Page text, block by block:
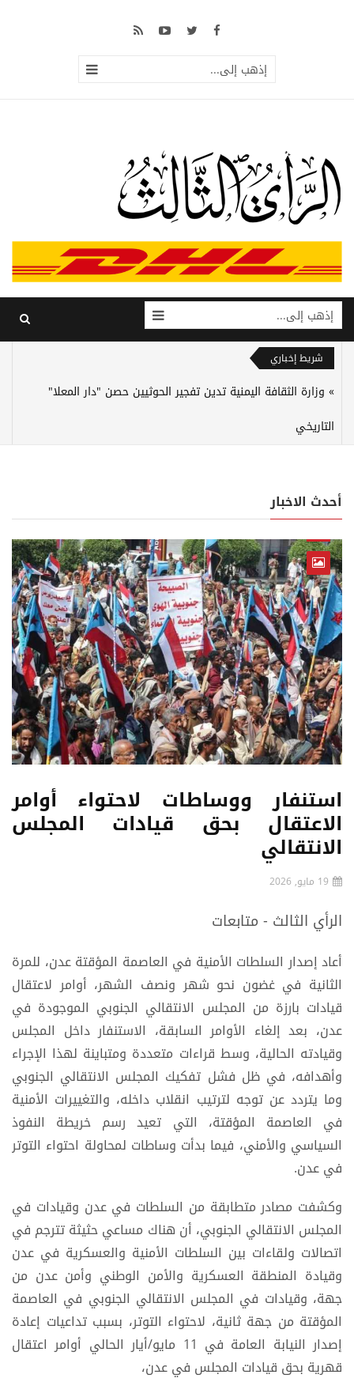
إذهب إلى...
إذهب إلى...
شريط إخباري
وزارة الثقافة اليمنية تدين تفجير الحوثيين حصن "دار المعلا"
التاريخي
أحدث الاخبار
استنفار ووساطات لاحتواء أوامر
الاعتقال بحق قيادات المجلس
الانتقالي
19 مايو, 2026
الرأي الثالث - متابعات
أعاد إصدار السلطات الأمنية في العاصمة المؤقتة عدن، للمرة
الثانية في غضون نحو شهر ونصف الشهر، أوامر لاعتقال
قيادات بارزة من المجلس الانتقالي الجنوبي الموجودة في
عدن، بعد إلغاء الأوامر السابقة، الاستنفار داخل المجلس
وقيادته الحالية، وسط قراءات متعددة ومتباينة لهذا الإجراء
وأهدافه، في ظل فشل تفكيك المجلس الانتقالي الجنوبي
وما يتردد عن توجه لترتيب انقلاب داخله، والتغييرات الأمنية
في العاصمة المؤقتة، التي تعيد رسم خريطة النفوذ
السياسي والأمني، فيما بدأت وساطات لمحاولة احتواء التوتر
في عدن.
وكشفت مصادر متطابقة من السلطات في عدن وقيادات في
المجلس الانتقالي الجنوبي، أن هناك مساعي حثيثة تترجم في
اتصالات ولقاءات بين السلطات الأمنية والعسكرية في عدن
وقيادة المنطقة العسكرية والأمن الوطني وأمن عدن من
جهة، وقيادات في المجلس الانتقالي الجنوبي في العاصمة
المؤقتة من جهة ثانية، لاحتواء التوتر، بسبب تداعيات إعادة
إصدار النيابة العامة في 11 مايو/أيار الحالي أوامر اعتقال
قهرية بحق قيادات المجلس في عدن،